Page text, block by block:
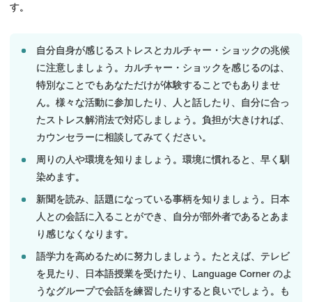
す。
自分自身が感じるストレスとカルチャー・ショックの兆候
に注意しましょう。カルチャー・ショックを感じるのは、
特別なことでもあなただけが体験することでもありませ
ん。様々な活動に参加したり、人と話したり、自分に合っ
たストレス解消法で対応しましょう。負担が大きければ、
カウンセラーに相談してみてください。
周りの人や環境を知りましょう。環境に慣れると、早く馴
染めます。
新聞を読み、話題になっている事柄を知りましょう。日本
人との会話に入ることができ、自分が部外者であるとあま
り感じなくなります。
語学力を高めるために努力しましょう。たとえば、テレビ
を見たり、日本語授業を受けたり、Language Corner のよ
うなグループで会話を練習したりすると良いでしょう。も